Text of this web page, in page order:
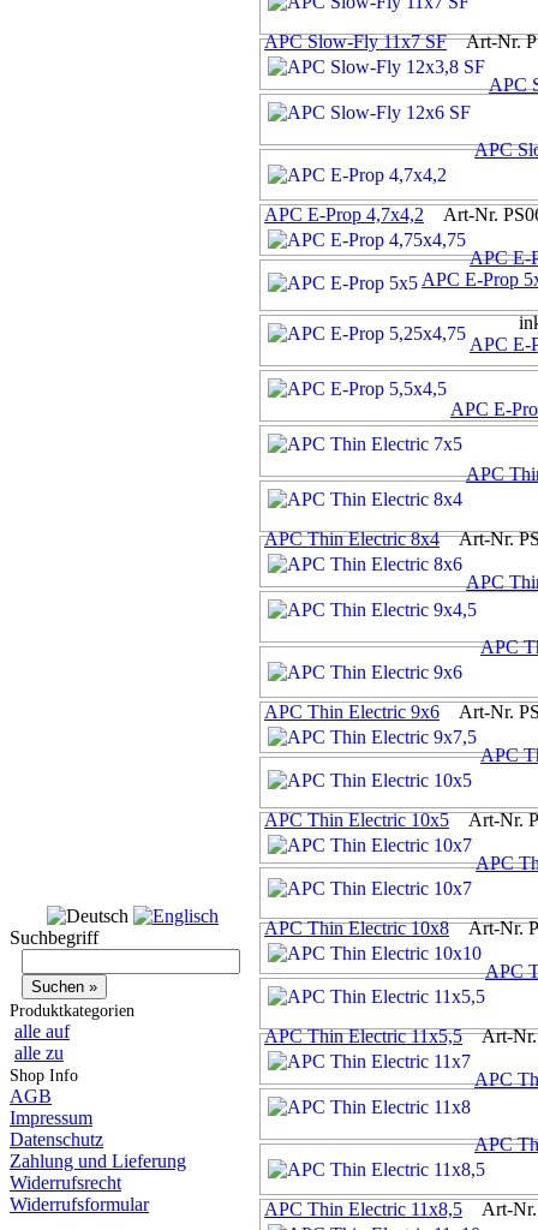
Suchbegriff
Produktkategorien
alle auf
alle zu
Shop Info
AGB
Impressum
Datenschutz
Zahlung und Lieferung
Widerrufsrecht
Widerrufsformular
APC Slow-Fly 11x7 SFArt-Nr.
APC
APC
APC E-Prop 4,7x4,2 Art-Nr.
APC E-
APC E-Prop
APC E-
APC E-
APC
APC Thin Electric 8x4Art-Nr.
APC
APC
APC Thin Electric 9x6 Art-Nr.
APC
APC Thin Electric 10x5Art-Nr.
APC
APC Thin Electric 10x8Art-Nr.
APC
APC Thin Electric 11x5,5Art-Nr.
APC
APC
APC Thin Electric 11x8,5 Art-Nr.